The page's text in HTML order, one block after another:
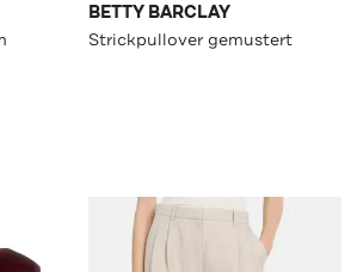
BETTY BARCLAY
Strickpullover gemustert